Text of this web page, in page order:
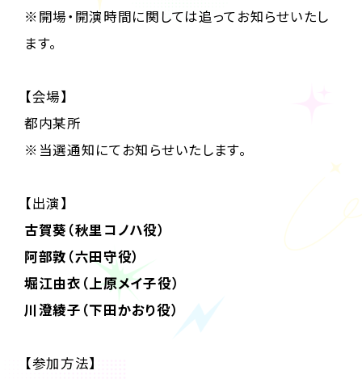
※開場・開演時間に関しては追ってお知らせいたし
ます。
【会場】
都内某所
※当選通知にてお知らせいたします。
【出演】
古賀葵（秋里コノハ役）
阿部敦（六田守役）
堀江由衣（上原メイ子役）
川澄綾子（下田かおり役）
【参加方法】